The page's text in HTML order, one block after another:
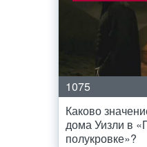
1075
Каково
дома Уизли в
полукровке»?